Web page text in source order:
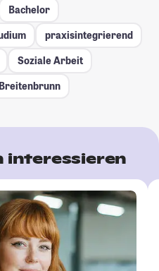
Bachelor
praxisintegrierend
Soziale Arbeit
Breitenbrunn
interessieren